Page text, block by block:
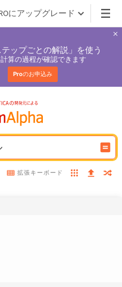
にアップグレード
ップごとの解説」を使う
算の過程が確認できます
Proのお申込み
拡張キーボード